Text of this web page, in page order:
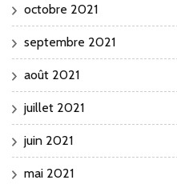
octobre 2021
septembre 2021
août 2021
juillet 2021
juin 2021
mai 2021